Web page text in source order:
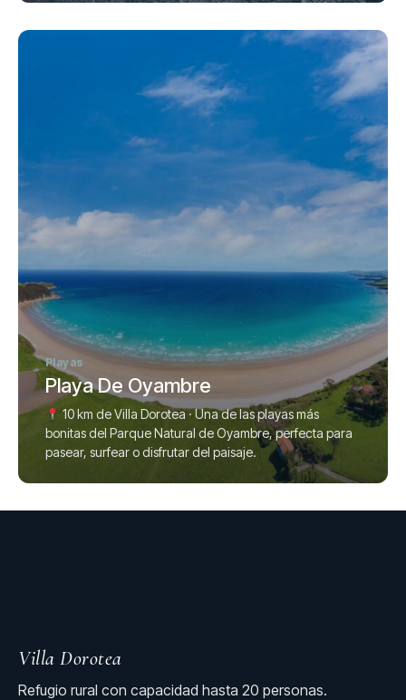
Playas
Playa De Oyambre
10 km de Villa Dorotea · Una de las playas más
bonitas del Parque Natural de Oyambre, perfecta para
pasear, surfear o disfrutar del paisaje.
Villa Dorotea
Refugio rural con capacidad hasta 20 personas.